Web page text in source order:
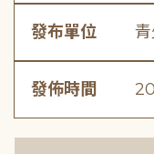
發布單位
發佈時間